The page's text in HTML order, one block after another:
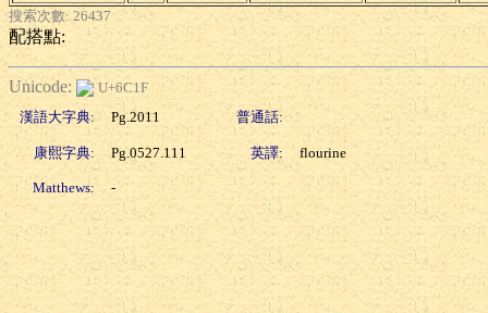
搜索次數: 26437
配搭點:
Unicode:
U+6C1F
漢語大字典:
Pg.2011 普通話:
康熙字典: Pg.0527.111 英譯: flourine
Matthews: -